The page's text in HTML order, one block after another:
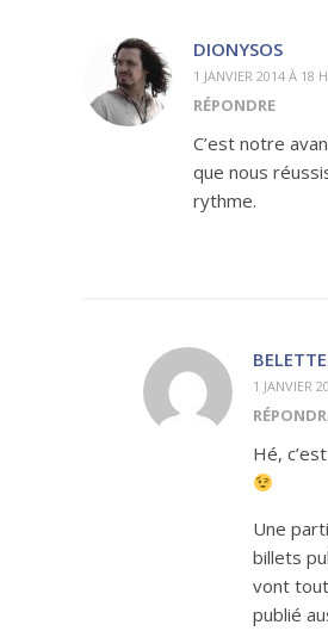
DIONYSOS
1 JANVIER 2014 À 18
RÉPONDRE
C’est notre
que nous
rythme.
1 JANVIER
Hé,
Une
billets
vont
publié